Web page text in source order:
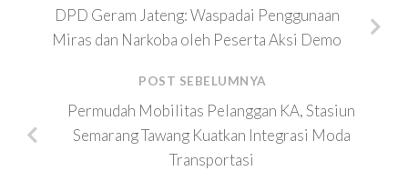
DPD Geram Jateng: Waspadai Penggunaan
Miras dan Narkoba oleh Peserta Aksi Demo
POST SEBELUMNYA
Permudah Mobilitas Pelanggan KA, Stasiun
Semarang Tawang Kuatkan Integrasi Moda
Transportasi